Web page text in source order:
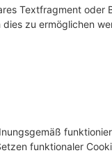
Textfragment oder
zu ermöglichen
funktionaler